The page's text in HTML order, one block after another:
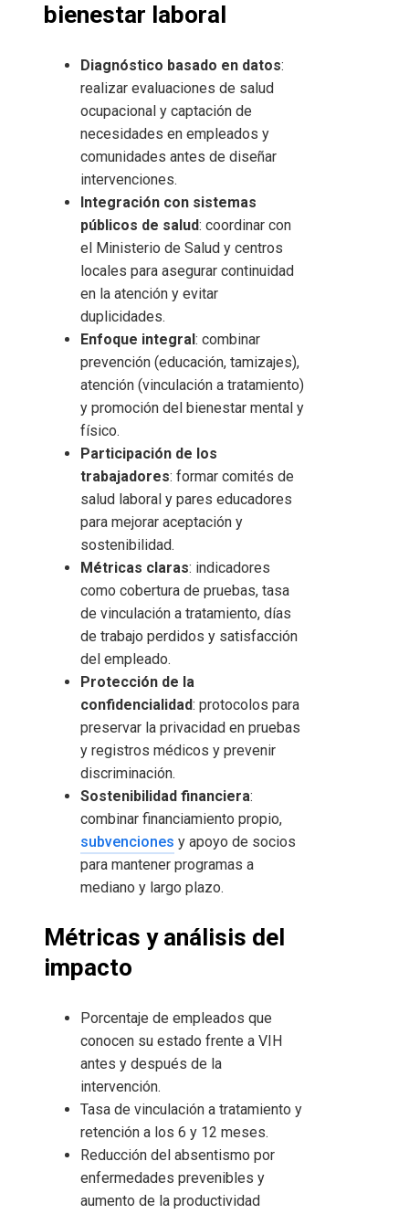
bienestar laboral
Diagnóstico basado en datos:
realizar evaluaciones de salud
ocupacional y captación de
necesidades en empleados y
comunidades antes de diseñar
intervenciones.
Integración con sistemas
públicos de salud: coordinar con
el Ministerio de Salud y centros
locales para asegurar continuidad
en la atención y evitar
duplicidades.
Enfoque integral : combinar
prevención (educación, tamizajes),
atención (vinculación a tratamiento)
y promoción del bienestar mental y
físico.
Participación de los
trabajadores: formar comités de
salud laboral y pares educadores
para mejorar aceptación y
sostenibilidad.
Métricas claras: indicadores
como cobertura de pruebas, tasa
de vinculación a tratamiento, días
de trabajo perdidos y satisfacción
del empleado.
Protección de la
confidencialidad: protocolos para
preservar la privacidad en pruebas
y registros médicos y prevenir
discriminación.
Sostenibilidad financiera:
combinar financiamiento propio,
subvenciones y apoyo de socios
para mantener programas a
mediano y largo plazo.
Métricas y análisis del
impacto
Porcentaje de empleados que
conocen su estado frente a VIH
antes y después de la
intervención.
Tasa de vinculación a tratamiento y
retención a los 6 y 12 meses.
Reducción del absentismo por
enfermedades prevenibles y
aumento de la productividad